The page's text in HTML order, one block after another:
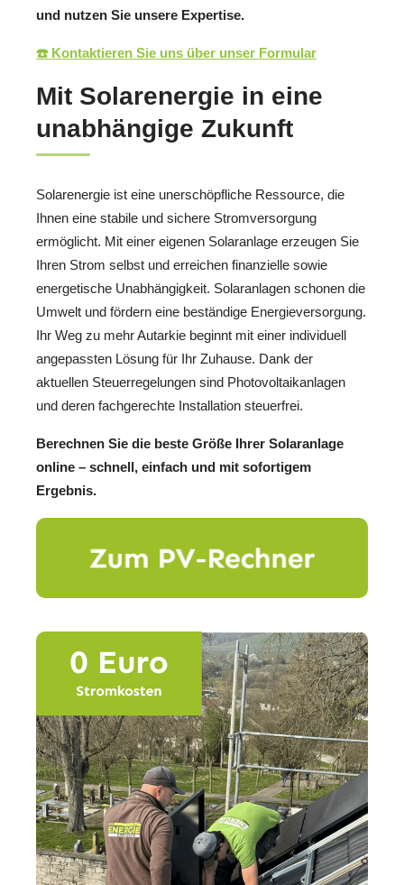
und nutzen Sie unsere Expertise.
☎️ Kontaktieren Sie uns über unser Formular
Mit Solarenergie in eine
unabhängige Zukunft
Solarenergie ist eine unerschöpfliche Ressource, die
Ihnen eine stabile und sichere Stromversorgung
ermöglicht. Mit einer eigenen Solaranlage erzeugen Sie
Ihren Strom selbst und erreichen finanzielle sowie
energetische Unabhängigkeit. Solaranlagen schonen die
Umwelt und fördern eine beständige Energieversorgung.
Ihr Weg zu mehr Autarkie beginnt mit einer individuell
angepassten Lösung für Ihr Zuhause. Dank der
aktuellen Steuerregelungen sind Photovoltaikanlagen
und deren fachgerechte Installation steuerfrei.
Berechnen Sie die beste Größe Ihrer Solaranlage
online – schnell, einfach und mit sofortigem
Ergebnis.